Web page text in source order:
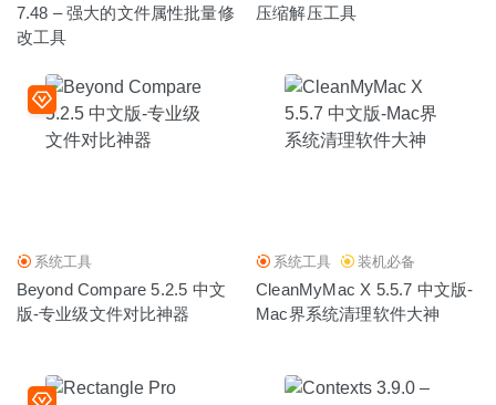
7.48 – 强大的文件属性批量修
改工具
压缩解压工具
系统工具
Beyond Compare 5.2.5 中文
版-专业级文件对比神器
系统工具 装机必备
CleanMyMac X 5.5.7 中文版-
Mac界系统清理软件大神